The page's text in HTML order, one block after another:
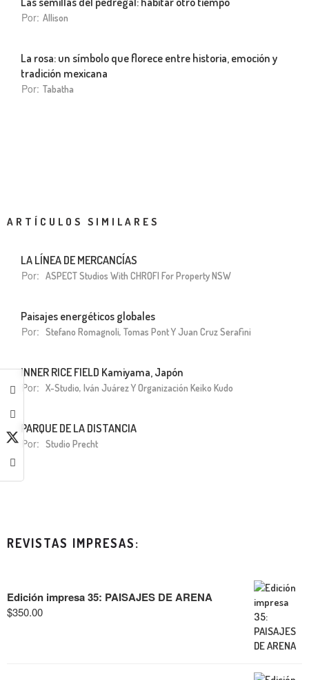
Por: Allison
La rosa: un símbolo que florece entre historia, emoción y
tradición mexicana
Por: Tabatha
ARTÍCULOS SIMILARES
LA LÍNEA DE MERCANCÍAS
Por: ASPECT Studios With CHROFI For Property NSW
Paisajes energéticos globales
Por: Stefano Romagnoli, Tomas Pont Y Juan Cruz Serafini
INNER RICE FIELD Kamiyama, Japón
Por: X-Studio, Iván Juárez Y Organización Keiko Kudo
PARQUE DE LA DISTANCIA
Por: Studio Precht
REVISTAS IMPRESAS:
Edición impresa 35: PAISAJES DE ARENA
$350.00